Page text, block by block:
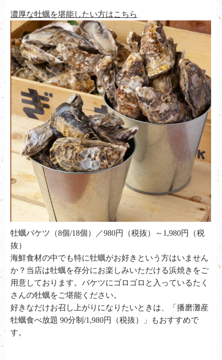
濃厚な牡蠣を堪能したい方はこちら
牡蠣バケツ（8個/18個）／980円（税抜）～1,980円（税
抜）
海鮮食材の中でも特に牡蠣がお好きという方はいません
か？当店は牡蠣を存分にお楽しみいただける浜焼きをご
用意しております。バケツにゴロゴロと入っているたく
さんの牡蠣をご堪能ください。
好きなだけお召し上がりになりたいときは、「播磨灘産
牡蠣食べ放題 90分制/1,980円（税抜）」もおすすめで
す。